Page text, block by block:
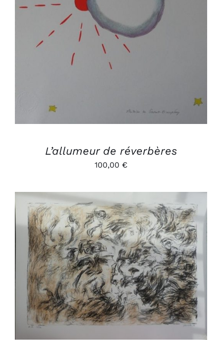
DÉTAILS
L’allumeur de réverbères
100,00 €
AJOUTER AU PANIER
/
DÉTAILS